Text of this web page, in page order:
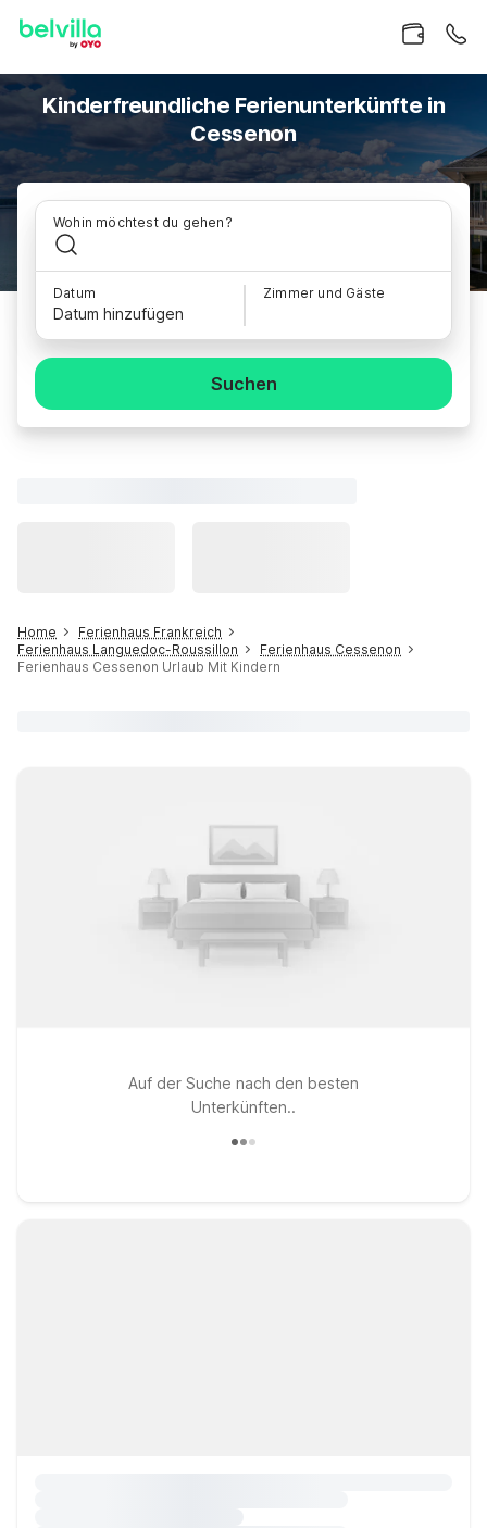
Kinderfreundliche Ferienunterkünfte in
Cessenon
Wohin möchtest du gehen?
Datum
Datum hinzufügen
Zimmer und Gäste
Suchen
Home
Ferienhaus Frankreich
Ferienhaus Languedoc-Roussillon
Ferienhaus Cessenon
Ferienhaus Cessenon Urlaub Mit Kindern
Auf der Suche nach den besten
Unterkünften..